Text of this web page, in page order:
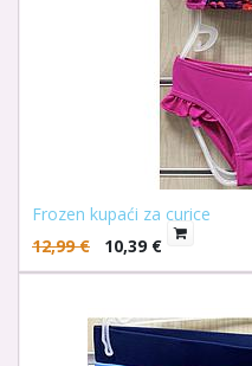
Frozen kupaći za curice
12,99€ 10,39 €